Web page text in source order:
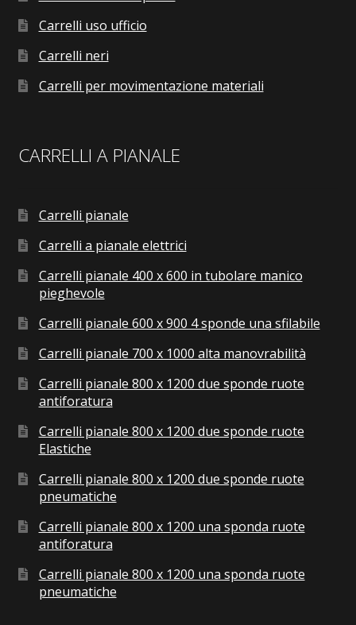
Carrelli uso ufficio
Carrelli neri
Carrelli per movimentazione materiali
CARRELLI A PIANALE
Carrelli pianale
Carrelli a pianale elettrici
Carrelli pianale 400 x 600 in tubolare manico
pieghevole
Carrelli pianale 600 x 900 4 sponde una sfilabile
Carrelli pianale 700 x 1000 alta manovrabilità
Carrelli pianale 800 x 1200 due sponde ruote
antiforatura
Carrelli pianale 800 x 1200 due sponde ruote
Elastiche
Carrelli pianale 800 x 1200 due sponde ruote
pneumatiche
Carrelli pianale 800 x 1200 una sponda ruote
antiforatura
Carrelli pianale 800 x 1200 una sponda ruote
pneumatiche